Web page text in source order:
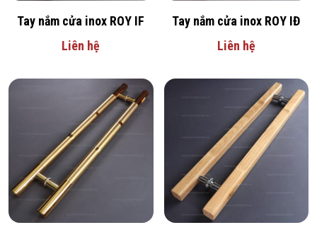
Tay nắm cửa inox ROY IF
Liên hệ
Tay nắm cửa inox ROY IĐ
Liên hệ